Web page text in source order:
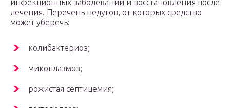
инфекционных заболеваний и восстановления после
лечения. Перечень недугов, от которых средство
может уберечь:
колибактериоз;
микоплазмоз;
рожистая септицемия;